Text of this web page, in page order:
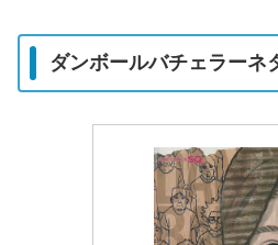
ダンボールバチェラーネ